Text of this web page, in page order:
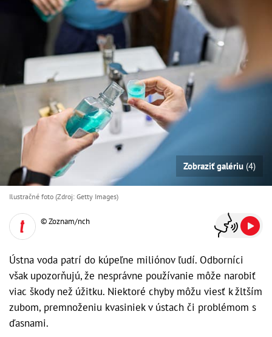
Zobraziť galériu (4)
Ilustračné foto (Zdroj: Getty Images)
© Zoznam/nch
Ústna voda patrí do kúpeľne miliónov ľudí. Odborníci
však upozorňujú, že nesprávne používanie môže narobiť
viac škody než úžitku. Niektoré chyby môžu viesť k žltším
zubom, premnoženiu kvasiniek v ústach či problémom s
ďasnami.